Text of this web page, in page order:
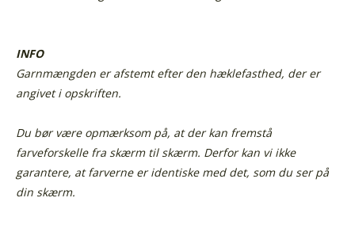
INFO
Garnmængden er afstemt efter den hæklefasthed, der er
angivet i opskriften.
Du bør være opmærksom på, at der kan fremstå
farveforskelle fra skærm til skærm. Derfor kan vi ikke
garantere, at farverne er identiske med det, som du ser på
din skærm.